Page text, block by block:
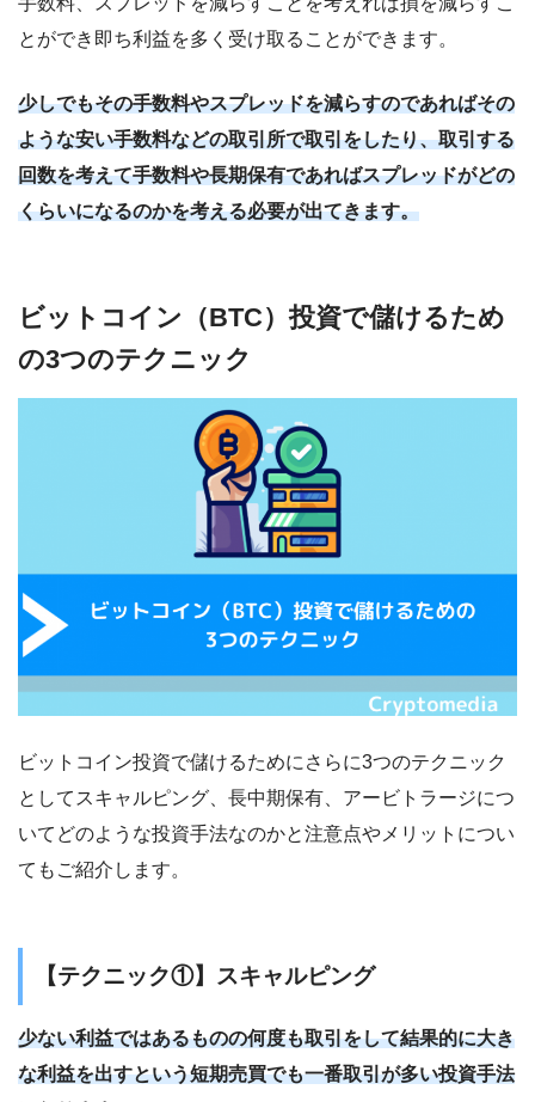
とができ即ち利益を多く受け取ることができます。
少しでもその手数料やスプレッドを減らすのであればその
ような安い手数料などの取引所で取引をしたり、取引する
回数を考えて手数料や長期保有であればスプレッドがどの
くらいになるのかを考える必要が出てきます。
ビットコイン（BTC）投資で儲けるため
の3つのテクニック
ビットコイン投資で儲けるためにさらに3つのテクニック
としてスキャルピング、長中期保有、アービトラージにつ
いてどのような投資手法なのかと注意点やメリットについ
てもご紹介します。
【テクニック①】スキャルピング
少ない利益ではあるものの何度も取引をして結果的に大き
な利益を出すという短期売買でも一番取引が多い投資手法